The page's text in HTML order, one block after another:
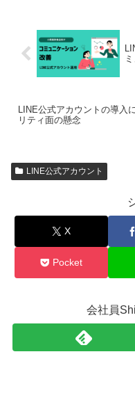
LINE公式アカウントの導入
リティ面の懸念
LINE公式アカウント
X
Pocket
会社員